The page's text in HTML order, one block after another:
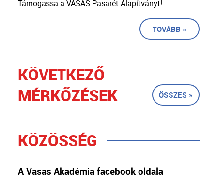
Támogassa a VASAS-Pasarét Alapítványt!
TOVÁBB »
KÖVETKEZŐ
MÉRKŐZÉSEK
ÖSSZES »
KÖZÖSSÉG
A Vasas Akadémia facebook oldala